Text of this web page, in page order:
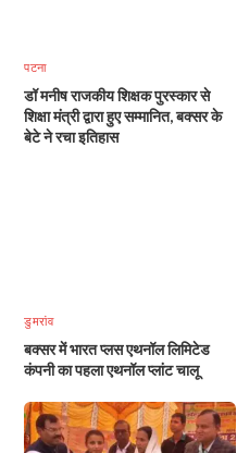
पटना
डॉ मनीष राजकीय शिक्षक पुरस्कार से
शिक्षा मंत्री द्वारा हुए सम्मानित, बक्सर के
बेटे ने रचा इतिहास
डुमरांव
बक्सर में भारत प्लस एथनॉल लिमिटेड
कंपनी का पहला एथनॉल प्लांट चालू